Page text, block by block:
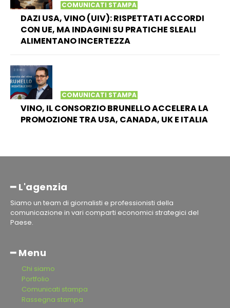
COMUNICATI STAMPA
DAZI USA, VINO (UIV): RISPETTATI ACCORDI
CON UE, MA INDAGINI SU PRATICHE SLEALI
ALIMENTANO INCERTEZZA
COMUNICATI STAMPA
VINO, IL CONSORZIO BRUNELLO ACCELERA LA
PROMOZIONE TRA USA, CANADA, UK E ITALIA
━ L'agenzia
Siamo un team di giornalisti e professionisti della
comunicazione in vari comparti economici strategici del
Paese.
━ Menu
Chi siamo
Portfolio
Comunicati stampa
Rassegna stampa